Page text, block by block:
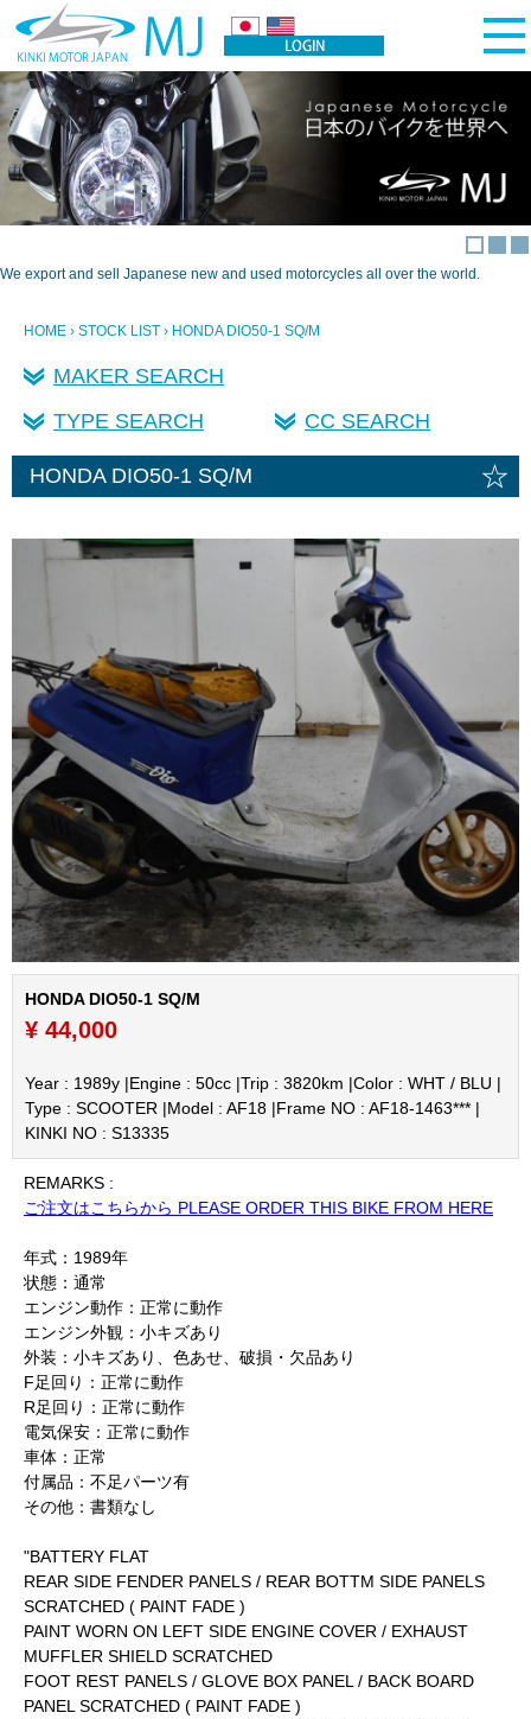
We export and sell Japanese new and used motorcycles all over the world.
HOME › STOCK LIST › HONDA DIO50-1 SQ/M
MAKER SEARCH
TYPE SEARCH
CC SEARCH
HONDA DIO50-1 SQ/M ☆
HONDA DIO50-1 SQ/M
¥ 44,000
Year : 1989y |Engine : 50cc |Trip : 3820km |Color : WHT / BLU |
Type : SCOOTER |Model : AF18 |Frame NO : AF18-1463*** |
KINKI NO : S13335
REMARKS :
ご注文はこちらから PLEASE ORDER THIS BIKE FROM HERE
年式：1989年
状態：通常
エンジン動作：正常に動作
エンジン外観：小キズあり
外装：小キズあり、色あせ、破損・欠品あり
F足回り：正常に動作
R足回り：正常に動作
電気保安：正常に動作
車体：正常
付属品：不足パーツ有
その他：書類なし
"BATTERY FLAT
REAR SIDE FENDER PANELS / REAR BOTTM SIDE PANELS
SCRATCHED ( PAINT FADE )
PAINT WORN ON LEFT SIDE ENGINE COVER / EXHAUST
MUFFLER SHIELD SCRATCHED
FOOT REST PANELS / GLOVE BOX PANEL / BACK BOARD
PANEL SCRATCHED ( PAINT FADE )